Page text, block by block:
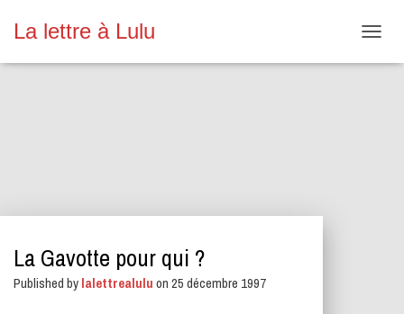
La lettre à Lulu
U
La Gavotte pour qui ?
Published bylalettrealuluon25 décembre 1997